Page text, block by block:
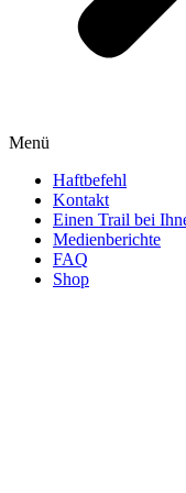
Menü
Haftbefehl
Kontakt
Einen Trail bei
Medienberichte
FAQ
Shop